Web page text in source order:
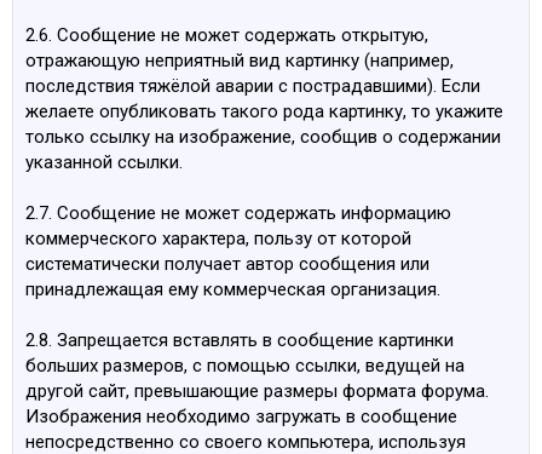
2.6. Сообщение не может содержать открытую,
отражающую неприятный вид картинку (например,
последствия тяжёлой аварии с пострадавшими). Если
желаете опубликовать такого рода картинку, то укажите
только ссылку на изображение, сообщив о содержании
указанной ссылки.
2.7. Сообщение не может содержать информацию
коммерческого характера, пользу от которой
систематически получает автор сообщения или
принадлежащая ему коммерческая организация.
2.8. Запрещается вставлять в сообщение картинки
больших размеров, с помощью ссылки, ведущей на
другой сайт, превышающие размеры формата форума.
Изображения необходимо загружать в сообщение
непосредственно со своего компьютера, используя